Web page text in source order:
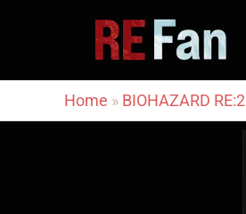
Home » BIOHAZARD RE:2